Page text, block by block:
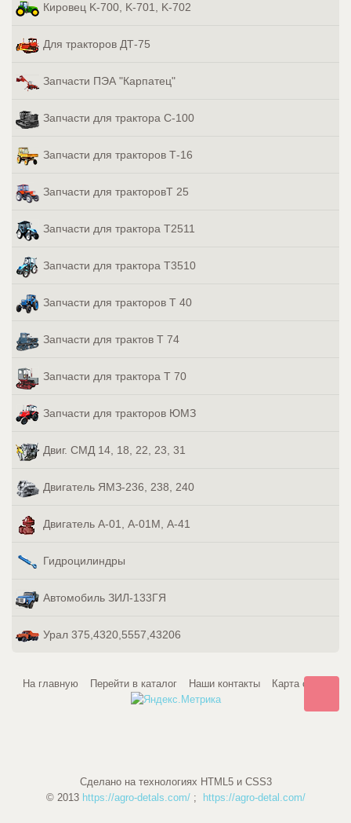
Кировец K-700, K-701, K-702
Для тракторов ДТ-75
Запчасти ПЭА "Карпатец"
Запчасти для трактора С-100
Запчасти для тракторов Т-16
Запчасти для тракторовТ 25
Запчасти для трактора Т2511
Запчасти для трактора Т3510
Запчасти для тракторов Т 40
Запчасти для трактов Т 74
Запчасти для трактора Т 70
Запчасти для тракторов ЮМЗ
Двиг. СМД 14, 18, 22, 23, 31
Двигатель ЯМЗ-236, 238, 240
Двигатель А-01, А-01М, А-41
Гидроцилиндры
Автомобиль ЗИЛ-133ГЯ
Урал 375,4320,5557,43206
На главную Перейти в каталог Наши контакты Карта сайта
Сделано на технологиях HTML5 и CSS3
© 2013 https://agro-detals.com/; https://agro-detal.com/